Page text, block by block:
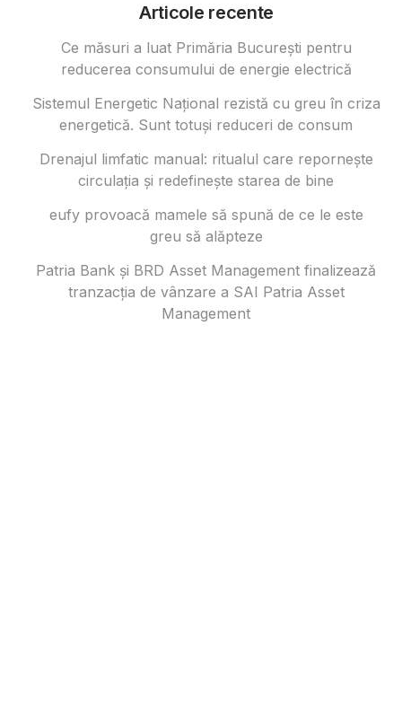
Articole recente
Ce măsuri a luat Primăria București pentru
reducerea consumului de energie electrică
Sistemul Energetic Național rezistă cu greu în criza
energetică. Sunt totuși reduceri de consum
Drenajul limfatic manual: ritualul care repornește
circulația și redefinește starea de bine
eufy provoacă mamele să spună de ce le este
greu să alăpteze
Patria Bank și BRD Asset Management finalizează
tranzacția de vânzare a SAI Patria Asset
Management